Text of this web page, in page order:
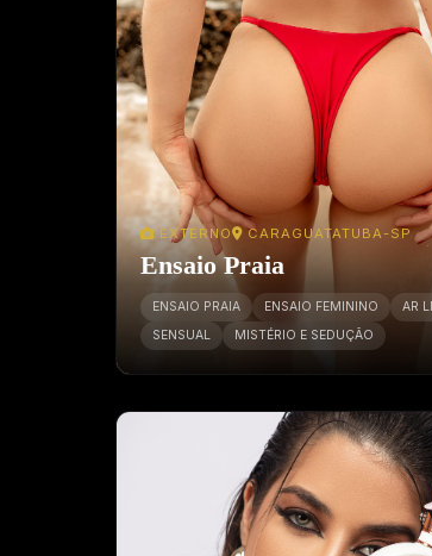
EXTERNO CARAGUATATUBA-SP
Ensaio Praia
ENSAIO PRAIA ENSAIO FEMININO
AR
SENSUAL
MISTÉRIO E SEDUÇÃO